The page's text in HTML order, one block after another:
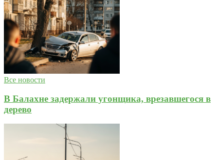
Все новости
В Балахне задержали угонщика, врезавшегося в
дерево